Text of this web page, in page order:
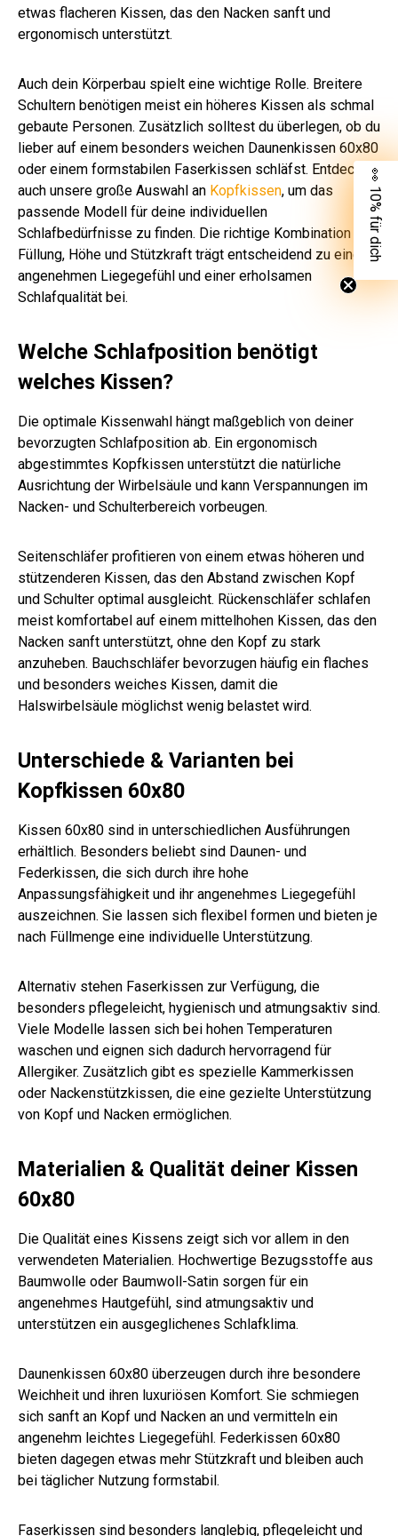
etwas flacheren Kissen, das den Nacken sanft und
ergonomisch unterstützt.
Auch dein Körperbau spielt eine wichtige Rolle. Breitere
Schultern benötigen meist ein höheres Kissen als schmal
gebaute Personen. Zusätzlich solltest du überlegen, ob du
lieber auf einem besonders weichen Daunenkissen 60x80
oder einem formstabilen Faserkissen schläfst. Entdecke
auch unsere große Auswahl an Kopfkissen, um das
passende Modell für deine individuellen
Schlafbedürfnisse zu finden. Die richtige Kombination aus
Füllung, Höhe und Stützkraft trägt entscheidend zu einem
angenehmen Liegegefühl und einer erholsamen
Schlafqualität bei.
Welche Schlafposition benötigt
welches Kissen?
Die optimale Kissenwahl hängt maßgeblich von deiner
bevorzugten Schlafposition ab. Ein ergonomisch
abgestimmtes Kopfkissen unterstützt die natürliche
Ausrichtung der Wirbelsäule und kann Verspannungen im
Nacken- und Schulterbereich vorbeugen.
Seitenschläfer profitieren von einem etwas höheren und
stützenderen Kissen, das den Abstand zwischen Kopf
und Schulter optimal ausgleicht. Rückenschläfer schlafen
meist komfortabel auf einem mittelhohen Kissen, das den
Nacken sanft unterstützt, ohne den Kopf zu stark
anzuheben. Bauchschläfer bevorzugen häufig ein flaches
und besonders weiches Kissen, damit die
Halswirbelsäule möglichst wenig belastet wird.
Unterschiede & Varianten bei
Kopfkissen 60x80
Kissen 60x80 sind in unterschiedlichen Ausführungen
erhältlich. Besonders beliebt sind Daunen- und
Federkissen, die sich durch ihre hohe
Anpassungsfähigkeit und ihr angenehmes Liegegefühl
auszeichnen. Sie lassen sich flexibel formen und bieten je
nach Füllmenge eine individuelle Unterstützung.
Alternativ stehen Faserkissen zur Verfügung, die
besonders pflegeleicht, hygienisch und atmungsaktiv sind.
Viele Modelle lassen sich bei hohen Temperaturen
waschen und eignen sich dadurch hervorragend für
Allergiker. Zusätzlich gibt es spezielle Kammerkissen
oder Nackenstützkissen, die eine gezielte Unterstützung
von Kopf und Nacken ermöglichen.
Materialien & Qualität deiner Kissen
60x80
Die Qualität eines Kissens zeigt sich vor allem in den
verwendeten Materialien. Hochwertige Bezugsstoffe aus
Baumwolle oder Baumwoll-Satin sorgen für ein
angenehmes Hautgefühl, sind atmungsaktiv und
unterstützen ein ausgeglichenes Schlafklima.
Daunenkissen 60x80 überzeugen durch ihre besondere
Weichheit und ihren luxuriösen Komfort. Sie schmiegen
sich sanft an Kopf und Nacken an und vermitteln ein
angenehm leichtes Liegegefühl. Federkissen 60x80
bieten dagegen etwas mehr Stützkraft und bleiben auch
bei täglicher Nutzung formstabil.
Faserkissen sind besonders langlebig, pflegeleicht und
👀 10% für dich